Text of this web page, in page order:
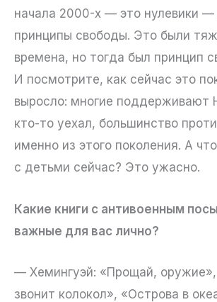
начала 2000-х — это нулевики —
принципы свободы. Это были
времена, но тогда был принцип
И посмотрите, как сейчас это
выросло: многие поддерживают
кто-то уехал, большинство
именно из этого поколения. А
с детьми сейчас? Это ужасно.
Какие книги с антивоенным
важные для вас лично?
— Хемингуэй: «Прощай,
звонит колокол», «Острова в